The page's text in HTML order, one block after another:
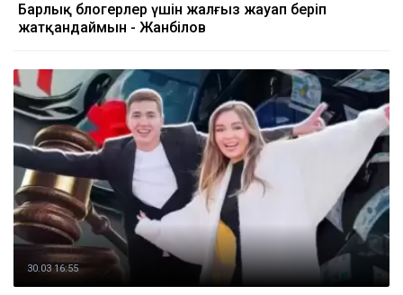
Барлық блогерлер үшін жалғыз жауап беріп
жатқандаймын - Жанәбілов
30.03 16:55